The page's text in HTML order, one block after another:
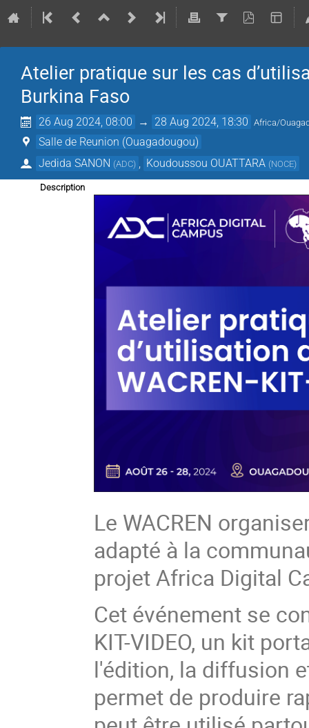
Atelier pratique sur les cas
Burkina Faso
26 Aug 2024, 08:00 → 28 Aug 2024, 18:30 Africa/
Salle de Reunion (Ouagadougou)
Jedida SANON (ADC) Koudoussou OUATTARA (NOCE)
Description
Le WACREN
adapté à la
projet Africa Digital
Cet événement se
KIT-VIDEO, un kit
l'édition, la diffusion
permet de produire